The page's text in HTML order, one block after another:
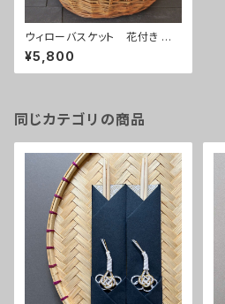
ウィローバスケット 花付き あ
じさい白
¥5,800
同じカテゴリの商品